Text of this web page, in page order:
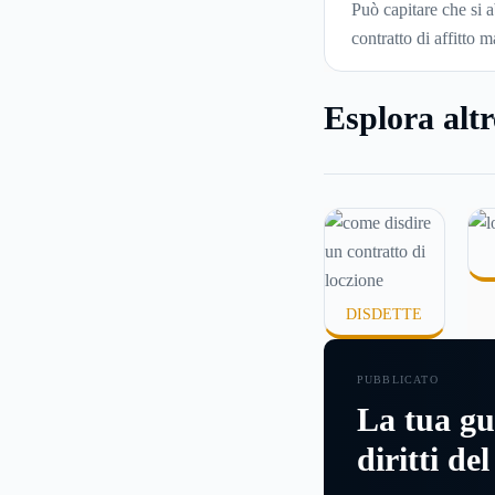
locazione in
corretto ed
Può capitare che si
contratto di affitto
voglia trasferirsi in
pagare il canone,
chiedersi se è
prima
inviare la disdetta per
Esplora
DISDETTE
PUBBLICATO
La tua
diritti del